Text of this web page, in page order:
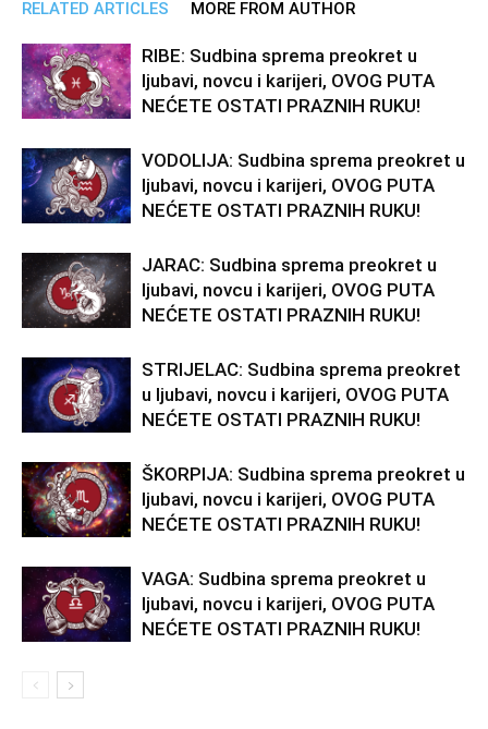
RELATED ARTICLES MORE FROM AUTHOR
RIBE: Sudbina sprema preokret u
ljubavi, novcu i karijeri, OVOG PUTA
NEĆETE OSTATI PRAZNIH RUKU!
VODOLIJA: Sudbina sprema preokret u
ljubavi, novcu i karijeri, OVOG PUTA
NEĆETE OSTATI PRAZNIH RUKU!
JARAC: Sudbina sprema preokret u
ljubavi, novcu i karijeri, OVOG PUTA
NEĆETE OSTATI PRAZNIH RUKU!
STRIJELAC: Sudbina sprema preokret
u ljubavi, novcu i karijeri, OVOG PUTA
NEĆETE OSTATI PRAZNIH RUKU!
ŠKORPIJA: Sudbina sprema preokret u
ljubavi, novcu i karijeri, OVOG PUTA
NEĆETE OSTATI PRAZNIH RUKU!
VAGA: Sudbina sprema preokret u
ljubavi, novcu i karijeri, OVOG PUTA
NEĆETE OSTATI PRAZNIH RUKU!